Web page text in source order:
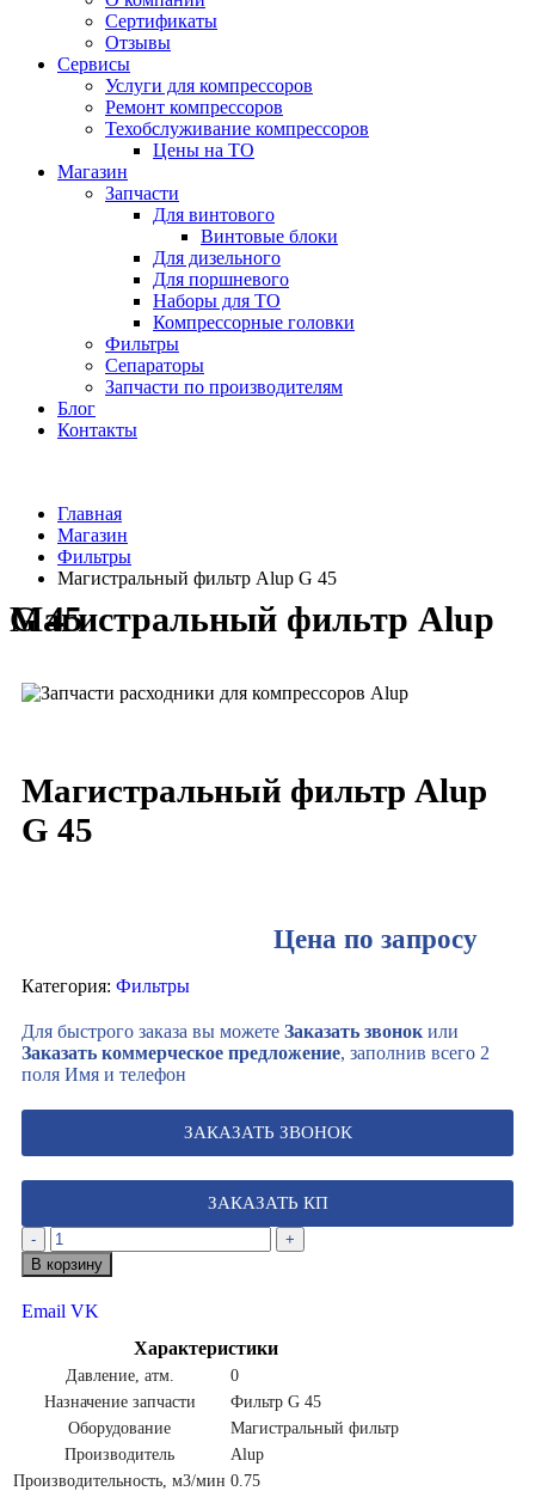
Сертификаты
Отзывы
Сервисы
Услуги для компрессоров
Ремонт компрессоров
Техобслуживание компрессоров
Цены на ТО
Магазин
Запчасти
Для винтового
Винтовые блоки
Для дизельного
Для поршневого
Наборы для ТО
Компрессорные головки
Фильтры
Сепараторы
Запчасти по производителям
Блог
Контакты
Главная
Магазин
Фильтры
Магистральный фильтр Alup G 45
Магистральный фильтр Alup G 45
Магистральный фильтр Alup
G 45
Цена по запросу
Категория: Фильтры
Для быстрого заказа вы можете Заказать звонок или
Заказать коммерческое предложение, заполнив всего 2
поля Имя и телефон
ЗАКАЗАТЬ ЗВОНОК
ЗАКАЗАТЬ КП
-
+
В корзину
Email VK
Характеристики
Давление, атм.
0
Назначение запчасти
Фильтр G 45
Оборудование
Магистральный фильтр
Производитель
Alup
Производительность, м3/мин 0.75